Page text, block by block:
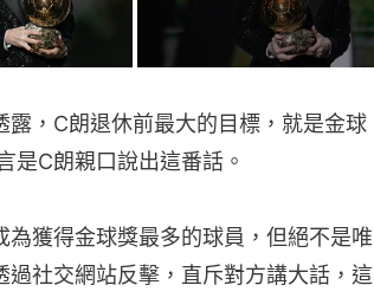
露，C朗退休前最大的目標，就是金球
是C朗親口說出這番話。
獲得金球獎最多的球員，但絕不是唯
社交網站反擊，直斥對方講大話，這